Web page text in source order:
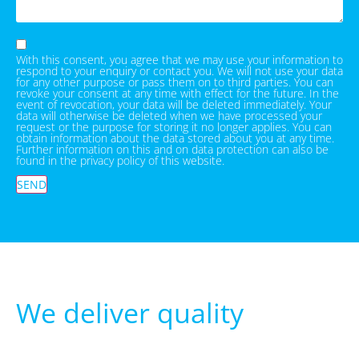
With this consent, you agree that we may use your information to
respond to your enquiry or contact you. We will not use your data
for any other purpose or pass them on to third parties. You can
revoke your consent at any time with effect for the future. In the
event of revocation, your data will be deleted immediately. Your
data will otherwise be deleted when we have processed your
request or the purpose for storing it no longer applies. You can
obtain information about the data stored about you at any time.
Further information on this and on data protection can also be
found in the privacy policy of this website.
SEND
We deliver quality